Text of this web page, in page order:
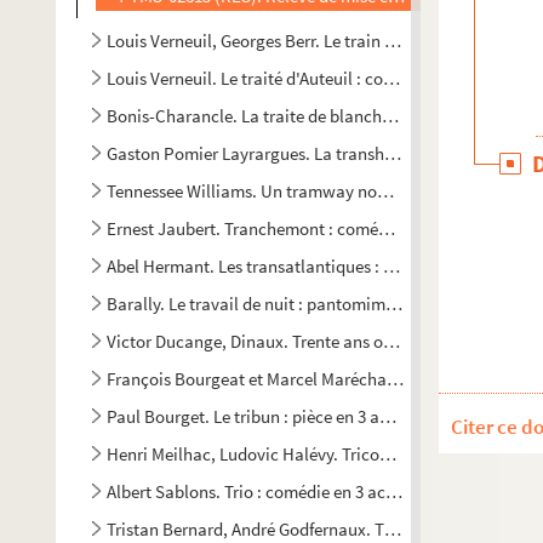
Louis Verneuil, Georges Berr. Le train pour Venise : comédie
Louis Verneuil. Le traité d'Auteuil : comédie en 3 actes. 1918
Bonis-Charancle. La traite de blanches : drame en 5 actes.
Gaston Pomier Layrargues. La transhumance
Tennessee Williams. Un tramway nommé désir : pièce en
Ernest Jaubert. Tranchemont : comédie en 3 actes et en
Abel Hermant. Les transatlantiques : comédie en 4 actes.
Barally. Le travail de nuit : pantomime. vers 1910
Victor Ducange, Dinaux. Trente ans ou la vie d'un joueur :
François Bourgeat et Marcel Maréchal. La très mirifique
Paul Bourget. Le tribun : pièce en 3 actes. 1911
Henri Meilhac, Ludovic Halévy. Tricoche et Cacolet :
Albert Sablons. Trio : comédie en 3 actes. Adaptation
Tristan Bernard, André Godfernaux. Triplepatte : pièce en 4
Citer ce